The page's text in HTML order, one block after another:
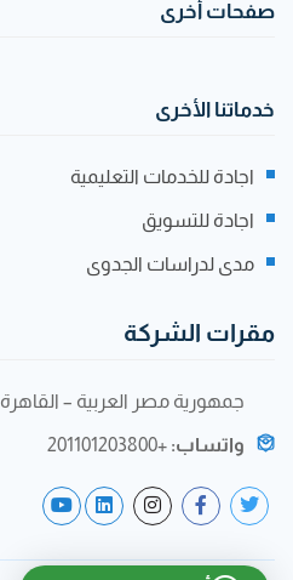
صفحات أخرى
خدماتنا الأخرى
اجادة للخدمات التعليمية
اجادة للتسويق
مدى لدراسات الجدوى
مقرات الشركة
جمهورية مصر العربية – القاهرة
واتساب: +201101203800